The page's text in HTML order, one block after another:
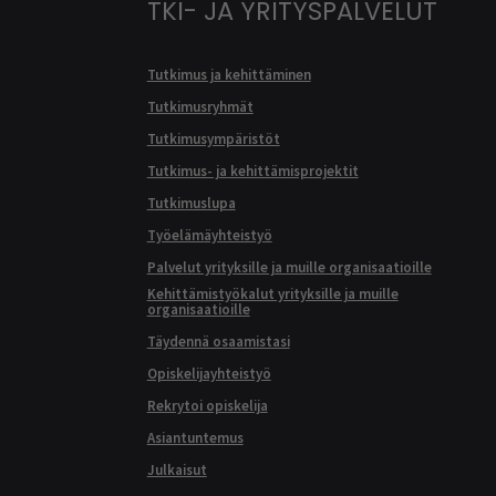
TKI- JA YRITYSPALVELUT
Tutkimus ja kehittäminen
Tutkimusryhmät
Tutkimusympäristöt
Tutkimus- ja kehittämisprojektit
Tutkimuslupa
Työelämäyhteistyö
Palvelut yrityksille ja muille organisaatioille
Kehittämistyökalut yrityksille ja muille
organisaatioille
Täydennä osaamistasi
Opiskelijayhteistyö
Rekrytoi opiskelija
Asiantuntemus
Julkaisut